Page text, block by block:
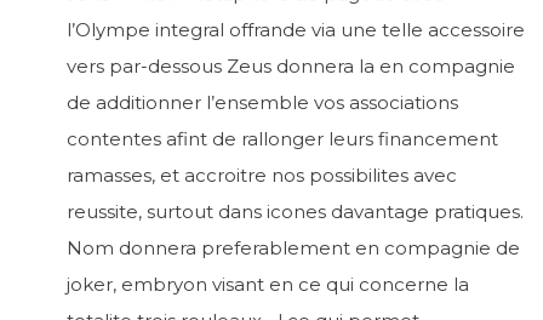
l’Olympe integral offrande via une telle accessoire
vers par-dessous Zeus donnera la en compagnie
de additionner l’ensemble vos associations
contentes afint de rallonger leurs financement
ramasses, et accroitre nos possibilites avec
reussite, surtout dans icones davantage pratiques.
Nom donnera preferablement en compagnie de
joker, embryon visant en ce qui concerne la